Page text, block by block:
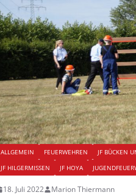
ALLGEMEIN FEUERWEHREN JF BÜCKEN
JF HILGERMISSEN
JF HOYA
18. Juli 2022 Marion Thiermann